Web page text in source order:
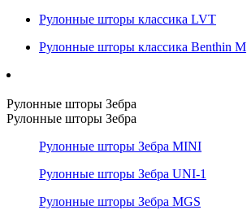
Рулонные шторы классика LVT
Рулонные шторы классика Benthin M
Рулонные шторы Зебра
Рулонные шторы Зебра
Рулонные шторы Зебра MINI
Рулонные шторы Зебра UNI-1
Рулонные шторы Зебра MGS